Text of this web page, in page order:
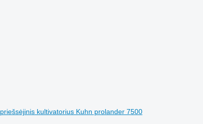
priešsėjinis kultivatorius Kuhn prolander 7500